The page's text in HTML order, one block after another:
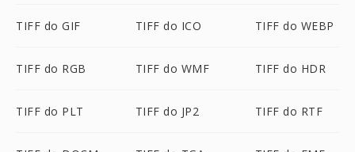
TIFF do GIF TIFF do ICO TIFF do WEBP
TIFF do RGB TIFF do WMF TIFF do HDR
TIFF do PLT TIFF do JP2 TIFF do RTF